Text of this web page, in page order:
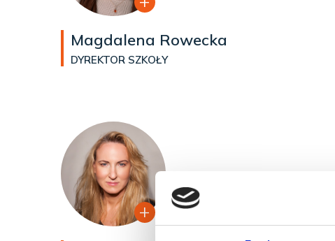
Magdalena Rowecka
DYREKTOR SZKOŁY